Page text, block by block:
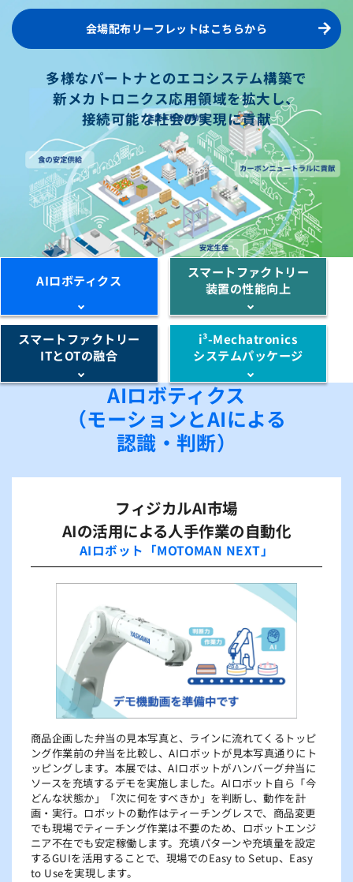
会場配布リーフレットはこちらから
多様なパートナとのエコシステム構築で
新メカトロニクス応用領域を拡大し、
接続可能な社会の実現に貢献
AIロボティクス
スマートファクトリー
装置の性能向上
スマートファクトリー
ITとOTの融合
i³-Mechatronics
システムパッケージ
AIロボティクス
（モーションとAIによる
認識・判断）
フィジカルAI市場
AIの活用による人手作業の自動化
AIロボット「MOTOMAN NEXT」
商品企画した弁当の見本写真と、ラインに流れてくるトッピ
ング作業前の弁当を比較し、AIロボットが見本写真通りにト
ッピングします。本展では、AIロボットがハンバーグ弁当に
ソースを充填するデモを実施しました。AIロボット自ら「今
どんな状態か」「次に何をすべきか」を判断し、動作を計
画・実行。ロボットの動作はティーチングレスで、商品変更
でも現場でティーチング作業は不要のため、ロボットエンジ
ニア不在でも安定稼働します。充填パターンや充填量を設定
するGUIを活用することで、現場でのEasy to Setup、Easy
to Useを実現します。